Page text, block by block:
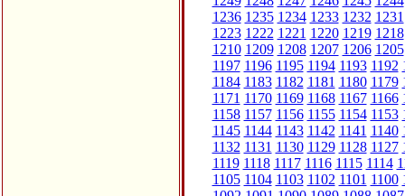
1236 1235 1234 1233 1232 1231
1223 1222 1221 1220 1219 1218
1210 1209 1208 1207 1206 1205
1197 1196 1195 1194 1193 1192
1184 1183 1182 1181 1180 1179
1171 1170 1169 1168 1167 1166
1158 1157 1156 1155 1154 1153
1145 1144 1143 1142 1141 1140
1132 1131 1130 1129 1128 1127
1119 1118 1117 1116 1115 1114
1105 1104 1103 1102 1101 1100